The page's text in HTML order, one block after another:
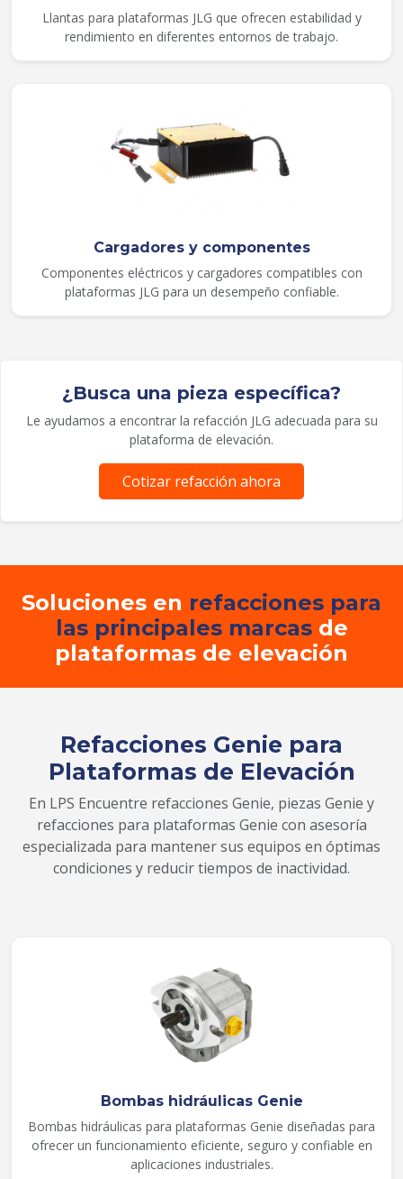
Llantas para plataformas JLG que ofrecen estabilidad y
rendimiento en diferentes entornos de trabajo.
Cargadores y componentes
Componentes eléctricos y cargadores compatibles con
plataformas JLG para un desempeño confiable.
¿Busca una pieza específica?
Le ayudamos a encontrar la refacción JLG adecuada para su
plataforma de elevación.
Cotizar refacción ahora
Soluciones en refacciones para
las principales marcasde
plataformas de elevación
Refacciones Genie para
Plataformas de Elevación
En LPS Encuentre refacciones Genie, piezas Genie y
refacciones para plataformas Genie con asesoría
especializada para mantener sus equipos en óptimas
condiciones y reducir tiempos de inactividad.
Bombas hidráulicas Genie
Bombas hidráulicas para plataformas Genie diseñadas para
ofrecer un funcionamiento eficiente, seguro y confiable en
aplicaciones industriales.